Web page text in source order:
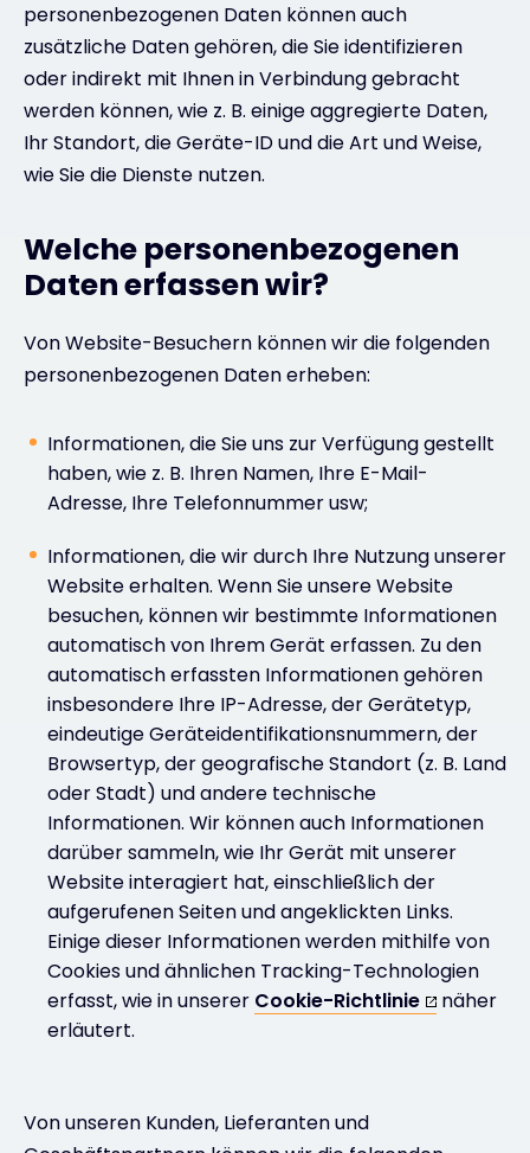
personenbezogenen Daten können auch
zusätzliche Daten gehören, die Sie identifizieren
oder indirekt mit Ihnen in Verbindung gebracht
werden können, wie z. B. einige aggregierte Daten,
Ihr Standort, die Geräte-ID und die Art und Weise,
wie Sie die Dienste nutzen.
Welche personenbezogenen
Daten erfassen wir?
Von Website-Besuchern können wir die folgenden
personenbezogenen Daten erheben:
Informationen, die Sie uns zur Verfügung gestellt
haben, wie z. B. Ihren Namen, Ihre E-Mail-
Adresse, Ihre Telefonnummer usw;
Informationen, die wir durch Ihre Nutzung unserer
Website erhalten. Wenn Sie unsere Website
besuchen, können wir bestimmte Informationen
automatisch von Ihrem Gerät erfassen. Zu den
automatisch erfassten Informationen gehören
insbesondere Ihre IP-Adresse, der Gerätetyp,
eindeutige Geräteidentifikationsnummern, der
Browsertyp, der geografische Standort (z. B. Land
oder Stadt) und andere technische
Informationen. Wir können auch Informationen
darüber sammeln, wie Ihr Gerät mit unserer
Website interagiert hat, einschließlich der
aufgerufenen Seiten und angeklickten Links.
Einige dieser Informationen werden mithilfe von
Cookies und ähnlichen Tracking-Technologien
erfasst, wie in unserer Cookie-Richtlinie
näher
erläutert.
Von unseren Kunden, Lieferanten und